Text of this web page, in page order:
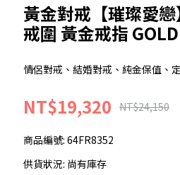
黃金對戒【璀璨愛
戒圍 黃金戒指 GOLD
情侶對戒、結婚對戒、純金保值、
NT$19,320 NT$24,150
商品編號: 64FR8352
供貨狀況: 尚有庫存